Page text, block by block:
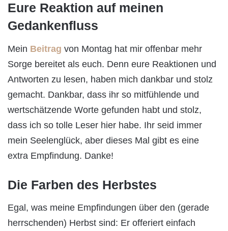
Eure Reaktion auf meinen
Gedankenfluss
Mein Beitrag von Montag hat mir offenbar mehr
Sorge bereitet als euch. Denn eure Reaktionen und
Antworten zu lesen, haben mich dankbar und stolz
gemacht. Dankbar, dass ihr so mitfühlende und
wertschätzende Worte gefunden habt und stolz,
dass ich so tolle Leser hier habe. Ihr seid immer
mein Seelenglück, aber dieses Mal gibt es eine
extra Empfindung. Danke!
Die Farben des Herbstes
Egal, was meine Empfindungen über den (gerade
herrschenden) Herbst sind: Er offeriert einfach